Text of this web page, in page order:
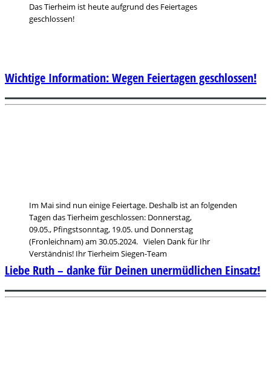
Das Tierheim ist heute aufgrund des Feiertages
geschlossen!
Im Mai sind nun einige Feiertage. Deshalb ist an folgenden
Tagen das Tierheim geschlossen: Donnerstag,
09.05., Pfingstsonntag, 19.05. und Donnerstag
(Fronleichnam) am 30.05.2024. Vielen Dank für Ihr
Verständnis! Ihr Tierheim Siegen-Team
Wichtige Information: Wegen Feiertagen geschlossen!
Liebe Ruth – danke für Deinen unermüdlichen Einsatz!